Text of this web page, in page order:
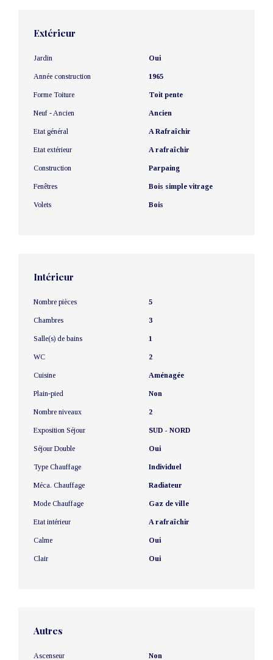
Extérieur
Jardin Oui
Année construction 1965
Forme Toiture Toit pente
Neuf - Ancien Ancien
Etat général A Rafraîchir
Etat extérieur A rafraîchir
Construction Parpaing
Fenêtres Bois simple vitrage
Volets Bois
Intérieur
Nombre pièces 5
Chambres 3
Salle(s) de bains 1
WC 2
Cuisine Aménagée
Plain-pied Non
Nombre niveaux 2
Exposition Séjour SUD - NORD
Séjour Double Oui
Type Chauffage Individuel
Méca. Chauffage Radiateur
Mode Chauffage Gaz de ville
Etat intérieur A rafraîchir
Calme Oui
Clair Oui
Autres
Ascenseur Non